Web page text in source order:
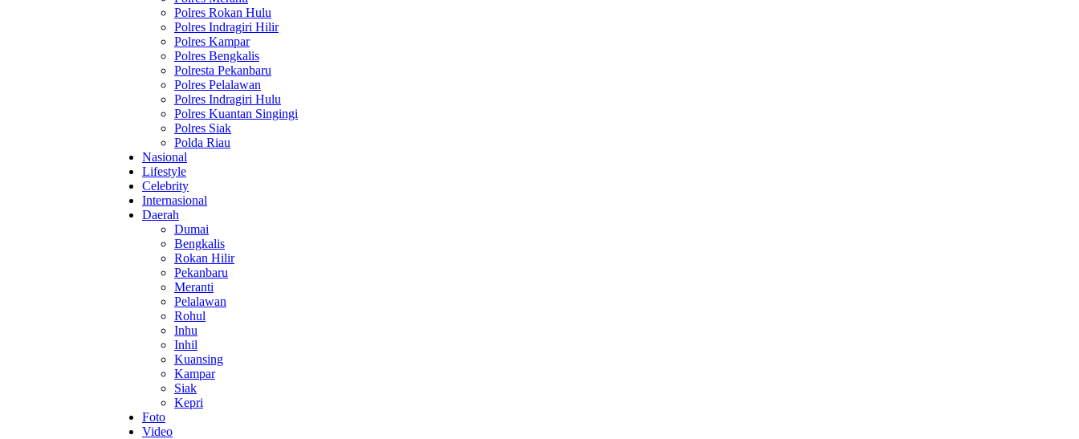
Polres Rokan Hulu
Polres Indragiri Hilir
Polres Kampar
Polres Bengkalis
Polresta Pekanbaru
Polres Pelalawan
Polres Indragiri Hulu
Polres Kuantan Singingi
Polres Siak
Polda Riau
Nasional
Lifestyle
Celebrity
Internasional
Daerah
Dumai
Bengkalis
Rokan Hilir
Pekanbaru
Meranti
Pelalawan
Rohul
Inhu
Inhil
Kuansing
Kampar
Siak
Kepri
Foto
Video